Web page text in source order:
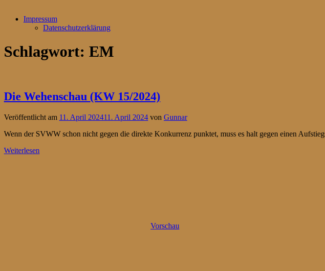
Impressum
Datenschutzerklärung
Schlagwort: EM
Die Wehenschau (KW 15/2024)
Veröffentlicht am 11. April 202411. April 2024 von Gunnar
Wenn der SVWW schon nicht gegen die direkte Konkurrenz punktet, muss es halt gegen einen
Weiterlesen
Vorschau